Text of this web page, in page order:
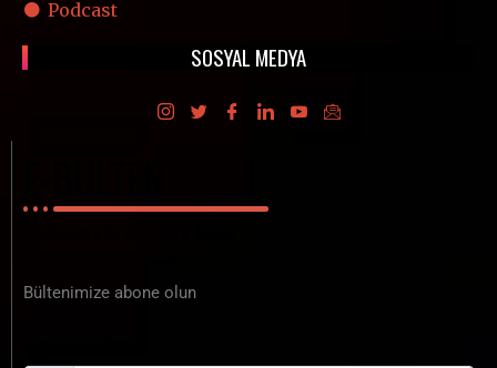
Podcast
SOSYAL MEDYA
Bültenimize abone olun